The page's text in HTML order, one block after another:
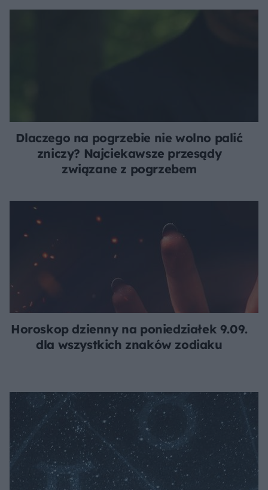
Dlaczego na pogrzebie nie wolno palić
zniczy? Najciekawsze przesądy
związane z pogrzebem
Horoskop dzienny na poniedziałek 9.09.
dla wszystkich znaków zodiaku